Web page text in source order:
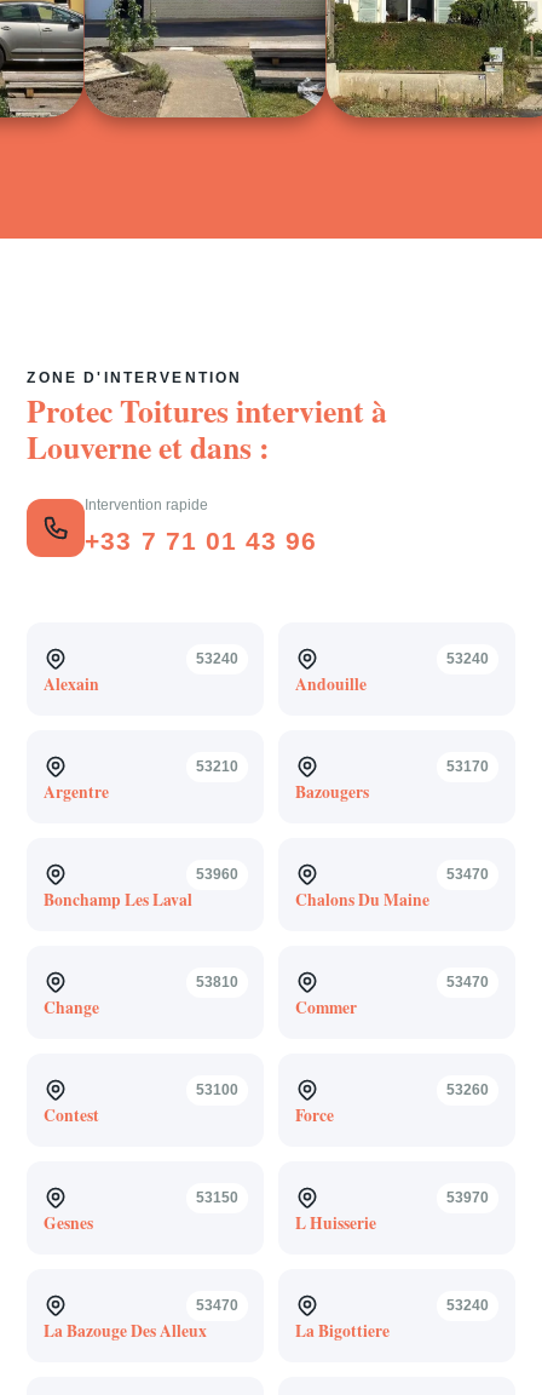
ZONE D'INTERVENTION
Protec Toitures intervient à
Louverneet dans :
Intervention rapide
+33 7 71 01 43 96
53240
Alexain
53240
Andouille
53210
Argentre
53170
Bazougers
53960
Bonchamp Les Laval
53470
Chalons Du Maine
53810
Change
53470
Commer
53100
Contest
53260
Force
53150
Gesnes
53970
L Huisserie
53470
La Bazouge Des Alleux
53240
La Bigottiere